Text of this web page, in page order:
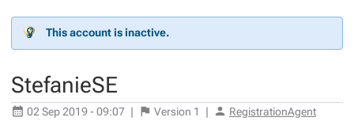
This account is inactive.
StefanieSE
02 Sep 2019 - 09:07 | Version 1 | RegistrationAgent